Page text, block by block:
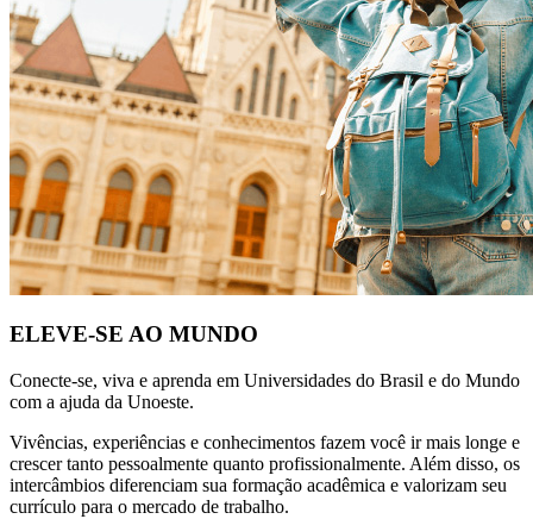
ELEVE-SE AO MUNDO
Conecte-se, viva e aprenda em Universidades do Brasil e do Mundo
com a ajuda da Unoeste.
Vivências, experiências e conhecimentos fazem você ir mais longe e
crescer tanto pessoalmente quanto profissionalmente. Além disso, os
intercâmbios diferenciam sua formação acadêmica e valorizam seu
currículo para o mercado de trabalho.